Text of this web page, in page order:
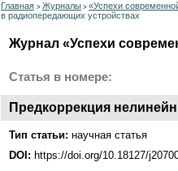
Главная > Журналы > «Успехи
в радиопередающих устройствах
Журнал «Успехи
Статья в номере:
Предкоррекция
Тип статьи: научная статья
DOI: https://doi.org/10.18127/